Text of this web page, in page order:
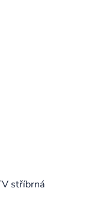
stříbrná